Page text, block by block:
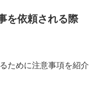
を依頼される際
ために注意事項を紹介